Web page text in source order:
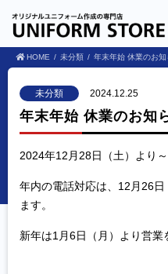
HOME 未分類 年末年始 休業のお知
未分類 2024.12.25
年末年始 休業のお知
2024年12月28日（土）より
年内の電話対応は、12月26
ます。
新年は1月6日（月）より営業